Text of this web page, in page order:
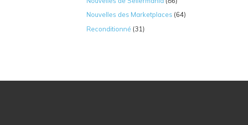
Nouvelles des Marketplaces (64)
Reconditionné (31)